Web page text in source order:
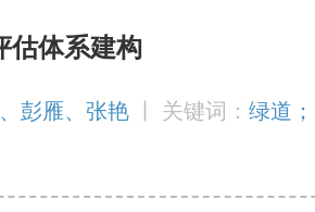
估体系建构
彭雁、张艳 关键词：绿道；